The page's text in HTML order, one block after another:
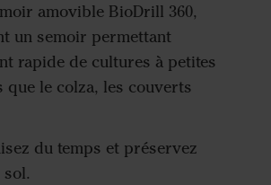
amovible BioDrill 360,
un semoir permettant
rapide de cultures à petites
que le colza, les couverts
du temps et préservez